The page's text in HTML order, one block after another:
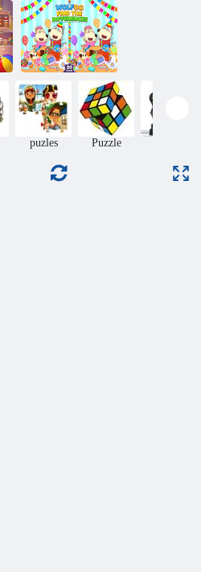
Ikdienas mazuļa
kopšana
Wolfoo atklāj
atšķirību
puzles Puzzle